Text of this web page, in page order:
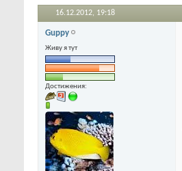
16.12.2012, 19:18
Guppy
Живу я тут
Достижения: